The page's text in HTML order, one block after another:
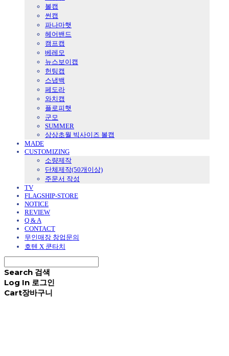
볼캡
썬캡
파나마햇
헤어밴드
캠프캡
베레모
뉴스보이캡
헌팅캡
스냅백
페도라
와치캡
플로피햇
군모
SUMMER
상상초월 빅사이즈 볼캡
MADE
CUSTOMIZING
소량제작
단체제작(50개이상)
주문서 작성
TV
FLAGSHIP-STORE
NOTICE
REVIEW
Q & A
CONTACT
무인매장 창업문의
호텐 X 쿤타치
Search 검색
Log In 로그인
Cart장바구니